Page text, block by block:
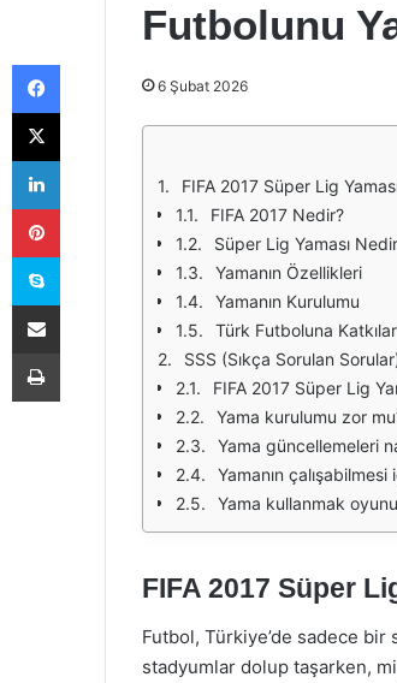
Futbolunu
6 Şubat 2026
FIFA 2017 Süper Lig
FIFA 2017 Nedir?
Süper Lig Yaması
Yamanın Özellikleri
Yamanın Kurulumu
Türk Futboluna
SSS (Sıkça Sorulan
FIFA 2017 Süper Lig
Yama kurulumu zor
Yama güncellemeleri
Yamanın
Yama kullanmak
FIFA 2017 Süper
Futbol, Türkiye’de sadece bir
stadyumlar dolup taşarken,
Facebook
X
LinkedIn
Pinterest
Skype
E-Posta ile paylaş